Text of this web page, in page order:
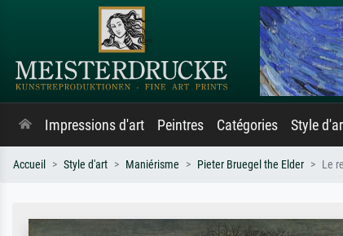
Impressions d'art Peintres Catégories Style
Accueil Style d'art Maniérisme Pieter Bruegel the Elder Le